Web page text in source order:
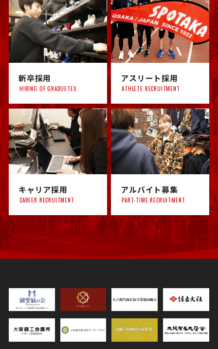
新卒採用
HIRING OF GRADUETES
アスリート採用
ATHLETE RECRUITMENT
キャリア採用
CAREER RECRUITMENT
アルバイト募集
PART-TIME RECRUITMENT